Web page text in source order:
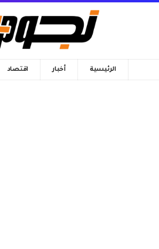
الرئيسية أخبار اقتصاد